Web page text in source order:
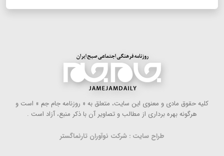
كلیه حقوق مادی و معنوی این سایت، متعلق به « روزنامه جام جم » است و
هرگونه بهره ‌برداری از مطالب و تصاویر آن با ذكر منبع، آزاد است .
طراح سایت : شرکت نوآوران تارنماگستر